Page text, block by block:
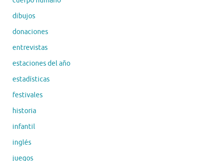
dibujos
donaciones
entrevistas
estaciones del año
estadísticas
festivales
historia
infantil
inglés
juegos